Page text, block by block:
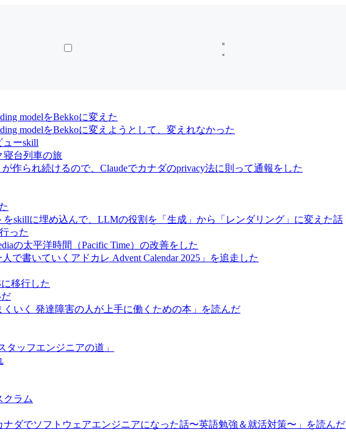
modelをBekkoに変えた
modelをBekkoに変えようとして、変えれなかった
ューskill
寝台列車の旅
作られ続けるので、Claudeでカナダのprivacy法に則って通報をした
をskillに埋め込んで、LLMの役割を「生成」から「レンダリング」に変えた話
った
の太平洋時間（Pacific Time）の改善をした
人で書いていくアドカレ Advent Calendar 2025」を追走した
に移行した
くいく 発達障害の人が上手に働くための本」を読んだ
タッフエンジニアの道」
クラム
ナダでソフトウェアエンジニアになった話〜英語勉強＆就活対策〜」を読んだ